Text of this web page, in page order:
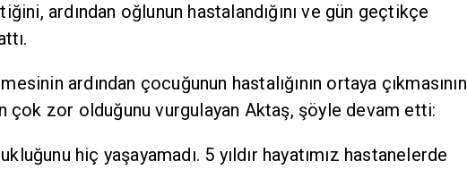
ardından oğlunun hastalandığını ve gün geçtikçe
ardından çocuğunun hastalığının ortaya çıkmasının
çok zor olduğunu vurgulayan Aktaş, şöyle devam etti:
hiç yaşayamadı. 5 yıldır hayatımız hastanelerde